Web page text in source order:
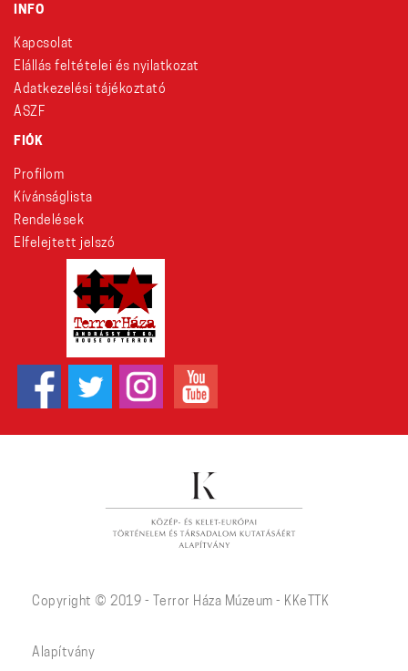
INFO
Kapcsolat
Elállás feltételei és nyilatkozat
Adatkezelési tájékoztató
ÁSZF
FIÓK
Profilom
Kívánságlista
Rendelések
Elfelejtett jelszó
Copyright © 2019 - Terror Háza Múzeum - KKeTTK
Alapítvány